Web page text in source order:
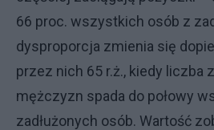
66 proc. wszystkich osób z
dysproporcja zmienia się
przez nich 65 r.ż., kiedy liczba
mężczyzn spada do połowy
zadłużonych osób. Wartość